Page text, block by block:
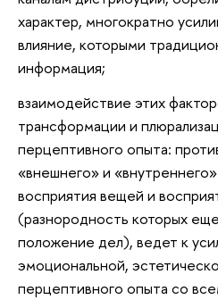
характер, многократно
влияние, которыми
информация;
взаимодействие этих
трансформации и
перцептивного опыта:
«внешнего» и
восприятия вещей и
(разнородность которых
положение дел), ведет к
эмоциональной,
перцептивного опыта со